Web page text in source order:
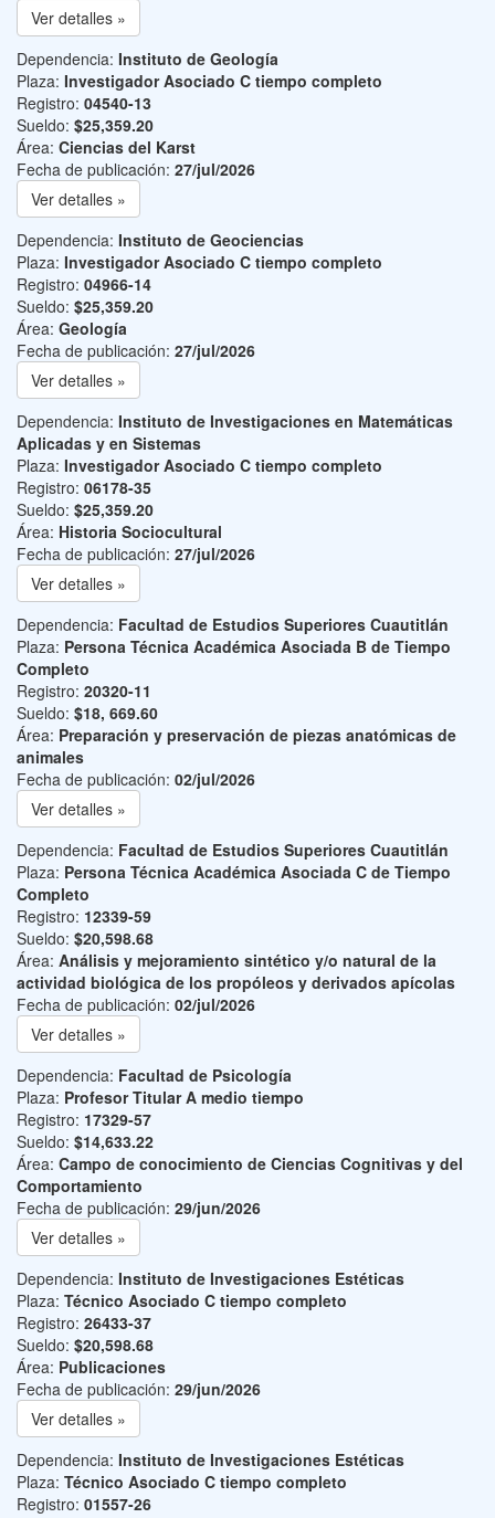
Ver detalles »
Dependencia: Instituto de Geología
Plaza: Investigador Asociado C tiempo completo
Registro: 04540-13
Sueldo: $25,359.20
Área: Ciencias del Karst
Fecha de publicación: 27/jul/2026
Ver detalles »
Dependencia: Instituto de Geociencias
Plaza: Investigador Asociado C tiempo completo
Registro: 04966-14
Sueldo: $25,359.20
Área: Geología
Fecha de publicación: 27/jul/2026
Ver detalles »
Dependencia: Instituto de Investigaciones en Matemáticas
Aplicadas y en Sistemas
Plaza: Investigador Asociado C tiempo completo
Registro: 06178-35
Sueldo: $25,359.20
Área: Historia Sociocultural
Fecha de publicación: 27/jul/2026
Ver detalles »
Dependencia: Facultad de Estudios Superiores Cuautitlán
Plaza: Persona Técnica Académica Asociada B de Tiempo
Completo
Registro: 20320-11
Sueldo: $18, 669.60
Área: Preparación y preservación de piezas anatómicas de
animales
Fecha de publicación: 02/jul/2026
Ver detalles »
Dependencia: Facultad de Estudios Superiores Cuautitlán
Plaza: Persona Técnica Académica Asociada C de Tiempo
Completo
Registro: 12339-59
Sueldo: $20,598.68
Área: Análisis y mejoramiento sintético y/o natural de la
actividad biológica de los propóleos y derivados apícolas
Fecha de publicación: 02/jul/2026
Ver detalles »
Dependencia: Facultad de Psicología
Plaza: Profesor Titular A medio tiempo
Registro: 17329-57
Sueldo: $14,633.22
Área: Campo de conocimiento de Ciencias Cognitivas y del
Comportamiento
Fecha de publicación: 29/jun/2026
Ver detalles »
Dependencia: Instituto de Investigaciones Estéticas
Plaza: Técnico Asociado C tiempo completo
Registro: 26433-37
Sueldo: $20,598.68
Área: Publicaciones
Fecha de publicación: 29/jun/2026
Ver detalles »
Dependencia: Instituto de Investigaciones Estéticas
Plaza: Técnico Asociado C tiempo completo
Registro: 01557-26